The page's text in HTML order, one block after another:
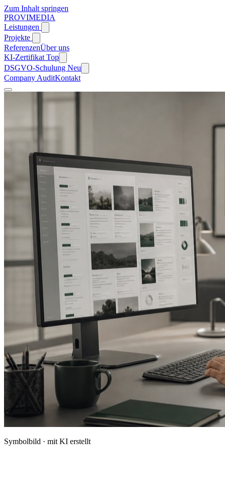
Zum Inhalt springen
PROVIMEDIA
Leistungen
Projekte
ReferenzenÜber uns
KI-Zertifikat Top
DSGVO-Schulung Neu
Company AuditKontakt
Symbolbild · mit KI erstellt